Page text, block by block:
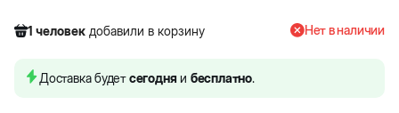
1 человек добавили в корзину
2 человек купили товар
Нет в наличии
Доставка будетсегодня и бесплатно.